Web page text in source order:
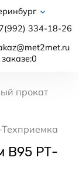
334-18-26
0
прокат
В95 РТ-